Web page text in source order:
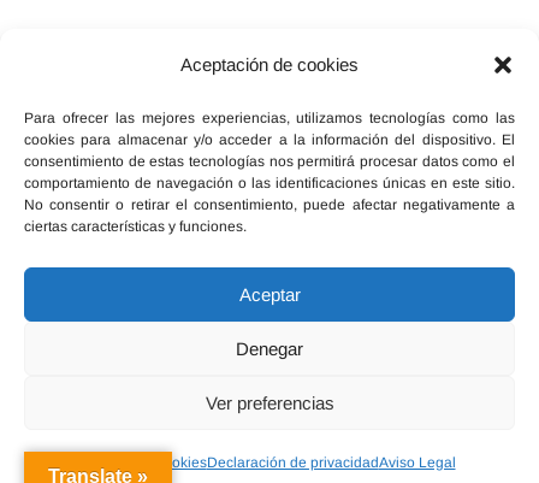
Aceptación de cookies
Para ofrecer las mejores experiencias, utilizamos tecnologías como las
cookies para almacenar y/o acceder a la información del dispositivo. El
consentimiento de estas tecnologías nos permitirá procesar datos como el
comportamiento de navegación o las identificaciones únicas en este sitio.
No consentir o retirar el consentimiento, puede afectar negativamente a
ciertas características y funciones.
Aceptar
Denegar
Ver preferencias
Política de cookiesDeclaración de privacidadAviso Legal
Facebook
Translate »
Legal, términos y condiciones